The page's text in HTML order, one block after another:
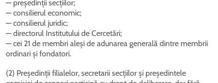
— președinții secțiilor;
— consilierul economic;
— consilierul juridic;
— directorul Institutului de Cercetări;
— cei 21 de membri aleși de adunarea generală dintre membrii
ordinari și fondatori.
(2) Președinții filialelor, secretarii secțiilor și președintele